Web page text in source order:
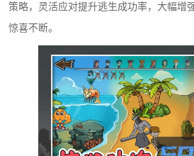
策略，灵活应对提升逃生成功率，大幅增
惊喜不断。